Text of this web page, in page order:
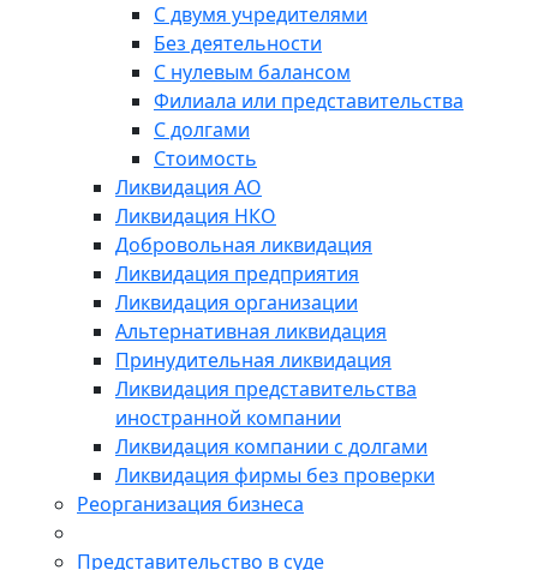
С двумя учредителями
Без деятельности
С нулевым балансом
Филиала или представительства
С долгами
Стоимость
Ликвидация АО
Ликвидация НКО
Добровольная ликвидация
Ликвидация предприятия
Ликвидация организации
Альтернативная ликвидация
Принудительная ликвидация
Ликвидация представительства
иностранной компании
Ликвидация компании с долгами
Ликвидация фирмы без проверки
Реорганизация бизнеса
Представительство в суде